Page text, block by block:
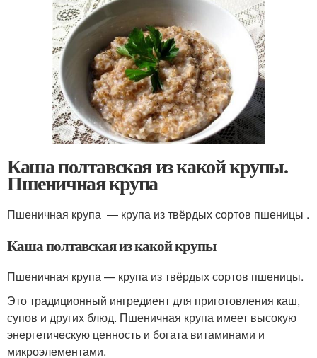
Каша полтавская из какой крупы.
Пшеничная крупа
Пшеничная крупа — крупа из твёрдых сортов пшеницы .
Каша полтавская из какой крупы
Пшеничная крупа — крупа из твёрдых сортов пшеницы.
Это традиционный ингредиент для приготовления каш,
супов и других блюд. Пшеничная крупа имеет высокую
энергетическую ценность и богата витаминами и
микроэлементами.